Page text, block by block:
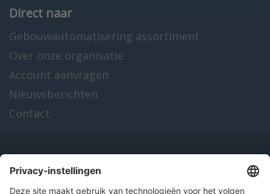
Direct naar
Gebouwautomatisering assortiment
Over onze organisatie
Account aanvragen
Nieuwsberichten
Contact
Onze producten
en diensten
Over Hitma